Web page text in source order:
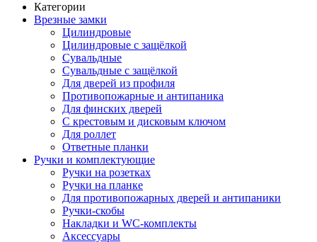
Категории
Врезные замки
Цилиндровые
Цилиндровые с защёлкой
Сувальдные
Сувальдные с защёлкой
Для дверей из профиля
Противопожарные и антипаника
Для финских дверей
С крестовым и дисковым ключом
Для роллет
Ответные планки
Ручки и комплектующие
Ручки на розетках
Ручки на планке
Для противопожарных дверей и антипаники
Ручки-скобы
Накладки и WC-комплекты
Аксессуары